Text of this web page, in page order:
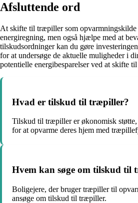
Afsluttende ord
At skifte til træpiller som opvarmningskilde
energiregning, men også hjælpe med at
tilskudsordninger kan du gøre
for at undersøge de aktuelle muligheder i
potentielle energibesparelser ved at skifte
Hvad er tilskud til træpiller?
Tilskud til træpiller er økonomisk
for at opvarme deres hjem med
Hvem kan søge om tilskud til
Boligejere, der bruger træpiller til
ansøge om tilskud til træpiller.